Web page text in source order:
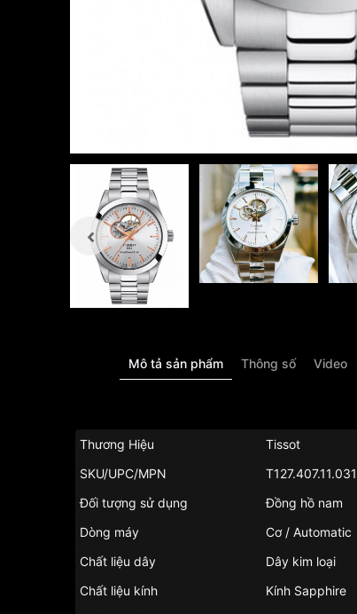
Mô tả sản phẩm Thông số Video
Thương Hiệu
Tissot
SKU/UPC/MPN
Đối tượng sử dụng
Đồng hồ nam
Dòng máy
Cơ / Automatic
Chất liệu dây
Dây kim loại
Chất liệu kính
Kính Sapphire